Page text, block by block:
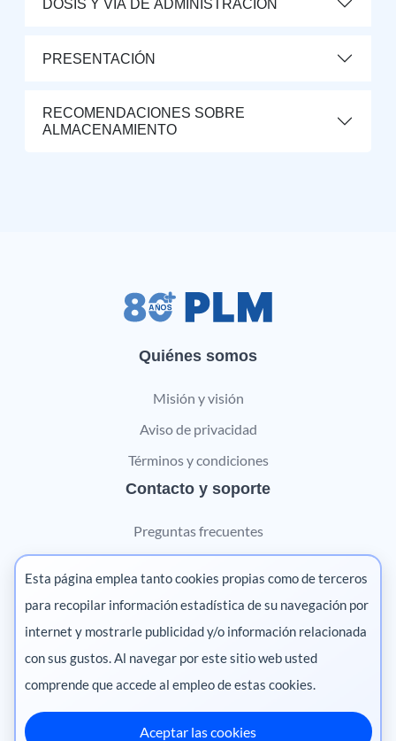
DOSIS Y VÍA DE ADMINISTRACIÓN
PRESENTACIÓN
RECOMENDACIONES SOBRE
ALMACENAMIENTO
Quiénes somos
Misión y visión
Aviso de privacidad
Términos y condiciones
Contacto y soporte
Preguntas frecuentes
Contáctanos
Marketing digital
Pharma
México ·
Esta página emplea tanto cookies propias como de terceros
para recopilar información estadística de su navegación por
internet y mostrarle publicidad y/o información relacionada
con sus gustos. Al navegar por este sitio web usted
comprende que accede al empleo de estas cookies.
Aceptar las cookies